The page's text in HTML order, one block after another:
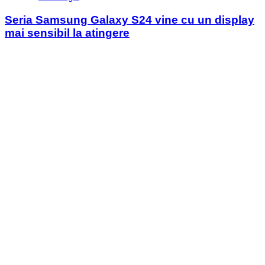
Seria Samsung Galaxy S24 vine cu un display
mai sensibil la atingere